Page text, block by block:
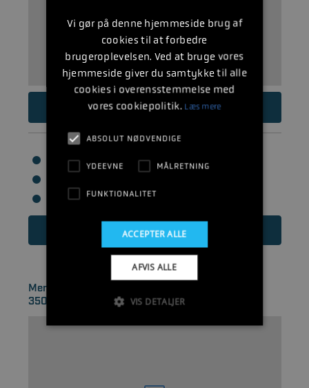
95.303DKK
Hk: 300 HK
Cylindre: V8
Læs mere
Mercruiser Crate-serie motor 5.7L - 300HK -
350MAG MPI -..
Vi gør på denne hjemmeside brug af
cookies til at forbedre
brugeroplevelsen. Ved at bruge vores
hjemmeside giver du samtykke til alle
cookies i overensstemmelse med
vores cookiepolitik. Læs mere
ABSOLUT NØDVENDIGE
YDEEVNE MÅLRETNING
FUNKTIONALITET
ACCEPTER ALLE
AFVIS ALLE
VIS DETALJER